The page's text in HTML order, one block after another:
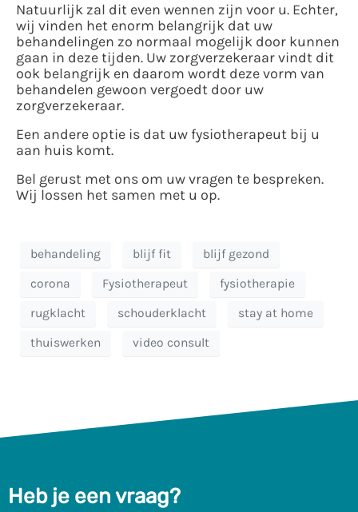
Natuurlijk zal dit even wennen zijn voor u. Echter,
wij vinden het enorm belangrijk dat uw
behandelingen zo normaal mogelijk door kunnen
gaan in deze tijden. Uw zorgverzekeraar vindt dit
ook belangrijk en daarom wordt deze vorm van
behandelen gewoon vergoedt door uw
zorgverzekeraar.
Een andere optie is dat uw fysiotherapeut bij u
aan huis komt.
Bel gerust met ons om uw vragen te bespreken.
Wij lossen het samen met u op.
behandeling blijf fit blijf gezond
corona Fysiotherapeut fysiotherapie
rugklacht schouderklacht stay at home
thuiswerken video consult
Heb je een vraag?